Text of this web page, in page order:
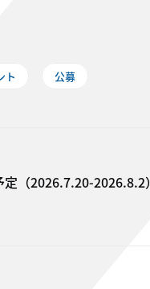
ト 公募
（2​0​26.​7.20-​2​0​26.8.2）